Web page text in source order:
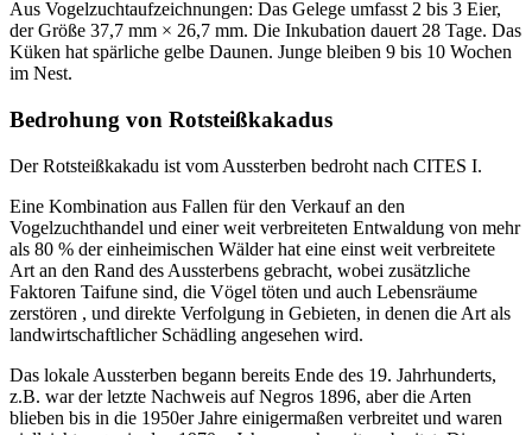
Aus Vogelzuchtaufzeichnungen: Das Gelege umfasst 2 bis 3 Eier,
der Größe 37,7 mm × 26,7 mm. Die Inkubation dauert 28 Tage. Das
Küken hat spärliche gelbe Daunen. Junge bleiben 9 bis 10 Wochen
im Nest.
Bedrohung von Rotsteißkakadus
Der Rotsteißkakadu ist vom Aussterben bedroht nach CITES I.
Eine Kombination aus Fallen für den Verkauf an den
Vogelzuchthandel und einer weit verbreiteten Entwaldung von mehr
als 80 % der einheimischen Wälder hat eine einst weit verbreitete
Art an den Rand des Aussterbens gebracht, wobei zusätzliche
Faktoren Taifune sind, die Vögel töten und auch Lebensräume
zerstören , und direkte Verfolgung in Gebieten, in denen die Art als
landwirtschaftlicher Schädling angesehen wird.
Das lokale Aussterben begann bereits Ende des 19. Jahrhunderts,
z.B. war der letzte Nachweis auf Negros 1896, aber die Arten
blieben bis in die 1950er Jahre einigermaßen verbreitet und waren